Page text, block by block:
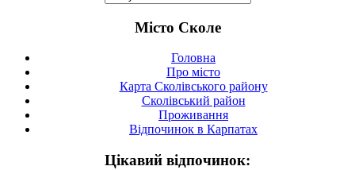
Місто Сколе
Головна
Про місто
Карта Сколівського району
Сколівський район
Проживання
Відпочинок в Карпатах
Цікавий відпочинок: